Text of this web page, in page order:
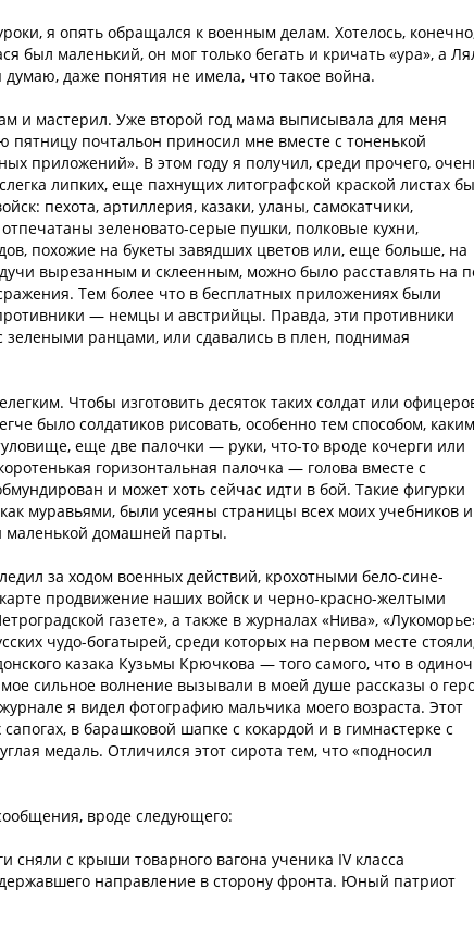
я опять обращался к военным делам. Хотелось,
был маленький, он мог только бегать и кричать «ура», а
даже понятия не имела, что такое война.
и мастерил. Уже второй год мама выписывала для меня
пятницу почтальон приносил мне вместе с тоненькой
приложений». В этом году я получил, среди прочего,
липких, еще пахнущих литографской краской листах
пехота, артиллерия, казаки, уланы, самокатчики,
зеленовато-серые пушки, полковые кухни,
похожие на букеты завядших цветов или, еще больше, на
вырезанным и склеенным, можно было расставлять на
Тем более что в бесплатных приложениях были
— немцы и австрийцы. Правда, эти противники
ранцами, или сдавались в плен, поднимая
Чтобы изготовить десяток таких солдат или
было солдатиков рисовать, особенно тем способом, каким
еще две палочки — руки, что-то вроде кочерги или
горизонтальная палочка — голова вместе с
и может хоть сейчас идти в бой. Такие фигурки
муравьями, были усеяны страницы всех моих учебников и
маленькой домашней парты.
за ходом военных действий, крохотными бело-сине-
продвижение наших войск и черно-красно-желтыми
газете», а также в журналах «Нива»,
чудо-богатырей, среди которых на первом месте
казака Кузьмы Крючкова — того самого, что в
сильное волнение вызывали в моей душе рассказы о
я видел фотографию мальчика моего возраста. Этот
в барашковой шапке с кокардой и в гимнастерке с
медаль. Отличился этот сирота тем, что «подносил
вроде следующего:
с крыши товарного вагона ученика IV класса
направление в сторону фронта. Юный патриот